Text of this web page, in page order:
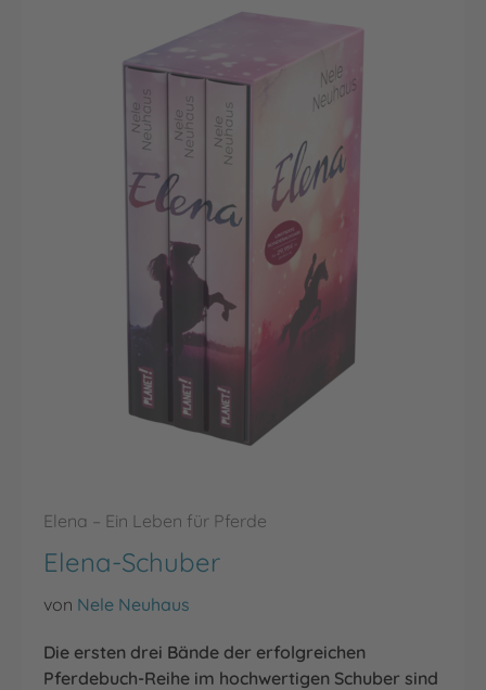
Elena – Ein Leben für Pferde
Elena-Schuber
von Nele Neuhaus
Die ersten drei Bände der erfolgreichen
Pferdebuch-Reihe im hochwertigen Schuber sind